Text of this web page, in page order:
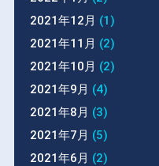
2021年12月 (1)
2021年11月 (2)
2021年10月 (2)
2021年9月 (4)
2021年8月 (3)
2021年7月 (5)
2021年6月 (2)